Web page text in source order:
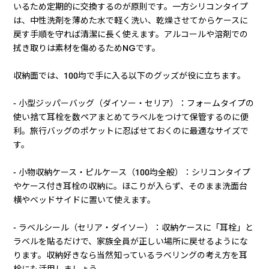
いるため定期的に交換するのが原則です。一方シリコンタイプ
は、中性洗剤を薄めた水で軽く洗い、乾燥させてからケースに
戻す手順を守れば清潔に長く使えます。アルコールや溶剤での
拭き取りは素材を傷めるためNGです。
収納面では、100均で手に入る以下のグッズが役に立ちます。
- 小型ジッパーバッグ（ダイソー・セリア）：フォームタイプの
使い捨て耳栓を数ペアまとめてラベルをつけて保管するのに便
利。旅行バッグのポケットに忍ばせておくのに最適なサイズで
す。
- 小物収納ケース・ピルケース（100均全般）：シリコンタイプ
やケース付き耳栓の収納に。ほこりが入らず、そのまま洗面台
横やベッドサイドに置いて使えます。
- ラベルシール（セリア・ダイソー）：収納ケースに「耳栓」と
ラベルを貼るだけで、家族全員が正しい場所に戻せるようにな
ります。収納好きなら当然知っているラベリングの考え方を耳